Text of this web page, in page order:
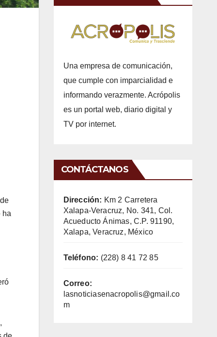
ha
Una empresa de comunicación,
que cumple con imparcialidad e
informando verazmente. Acrópolis
es un portal web, diario digital y
TV por internet.
CONTÁCTANOS
Dirección: Km 2 Carretera
Xalapa-Veracruz, No. 341, Col.
Acueducto Ánimas, C.P. 91190,
Xalapa, Veracruz, México
Teléfono: (228) 8 41 72 85
Correo:
lasnoticiasenacropolis@gmail.co
m